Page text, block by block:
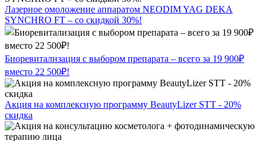
Лазерное омоложение аппаратом NEODIM YAG DEKA
SYNCHRO FT – со скидкой 30%!
Биоревитализация с выбором препарата – всего за 19 900₽
вместо 22 500₽!
Акция на комплексную программу BeautyLizer STT - 20%
скидка